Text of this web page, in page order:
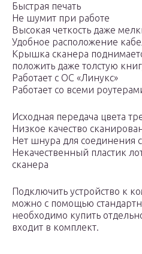
Быстрая печать
Не шумит при работе
Высокая четкость даже
Удобное расположение
Крышка сканера
положить даже толстую
Работает с ОС «Линукс»
Работает со всеми
Исходная передача цвета
Низкое качество
Нет шнура для соединения
Некачественный пластик
сканера
Подключить устройство к
можно с помощью
необходимо купить
входит в комплект.